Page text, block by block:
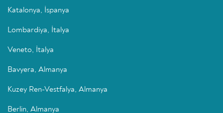
Katalonya, İspanya
Lombardiya, İtalya
Veneto, İtalya
Bavyera, Almanya
Kuzey Ren-Vestfalya, Almanya
Berlin, Almanya